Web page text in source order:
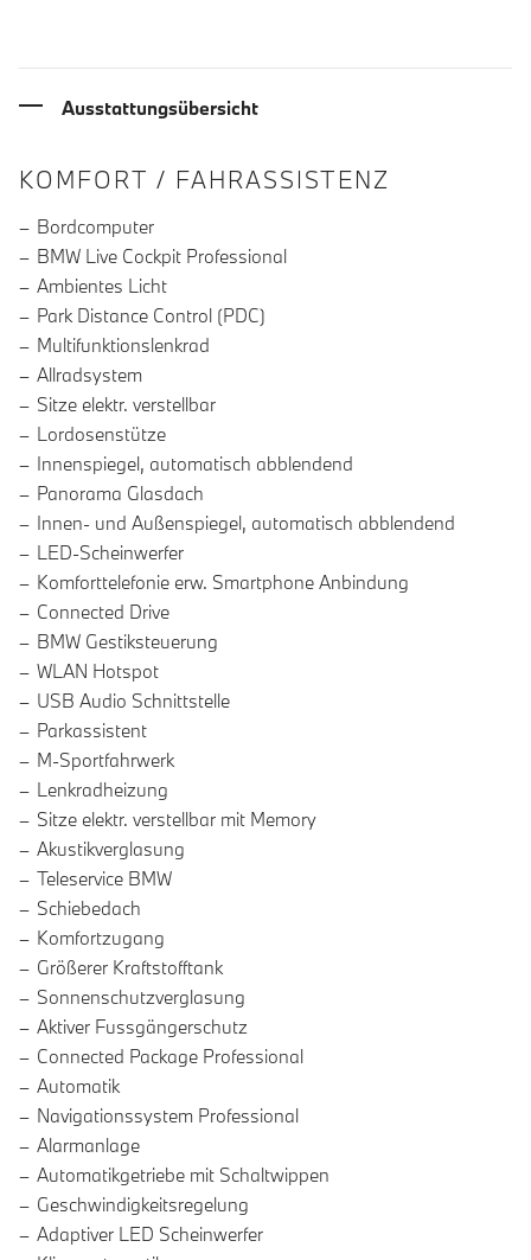
Ausstattungsübersicht
INFORMATIONEN ÜBER DIE
KOMFORT / FAHRASSISTENZ
Bordcomputer
BMW Live Cockpit Professional
Ambientes Licht
Park Distance Control (PDC)
Multifunktionslenkrad
Allradsystem
Sitze elektr. verstellbar
Lordosenstütze
Innenspiegel, automatisch abblendend
Panorama Glasdach
Innen- und Außenspiegel, automatisch abblendend
LED-Scheinwerfer
Komforttelefonie erw. Smartphone Anbindung
Connected Drive
BMW Gestiksteuerung
WLAN Hotspot
USB Audio Schnittstelle
Parkassistent
M-Sportfahrwerk
Lenkradheizung
Sitze elektr. verstellbar mit Memory
Akustikverglasung
Teleservice BMW
Schiebedach
Komfortzugang
Größerer Kraftstofftank
Sonnenschutzverglasung
Aktiver Fussgängerschutz
Connected Package Professional
Automatik
Navigationssystem Professional
Alarmanlage
Automatikgetriebe mit Schaltwippen
Geschwindigkeitsregelung
Adaptiver LED Scheinwerfer